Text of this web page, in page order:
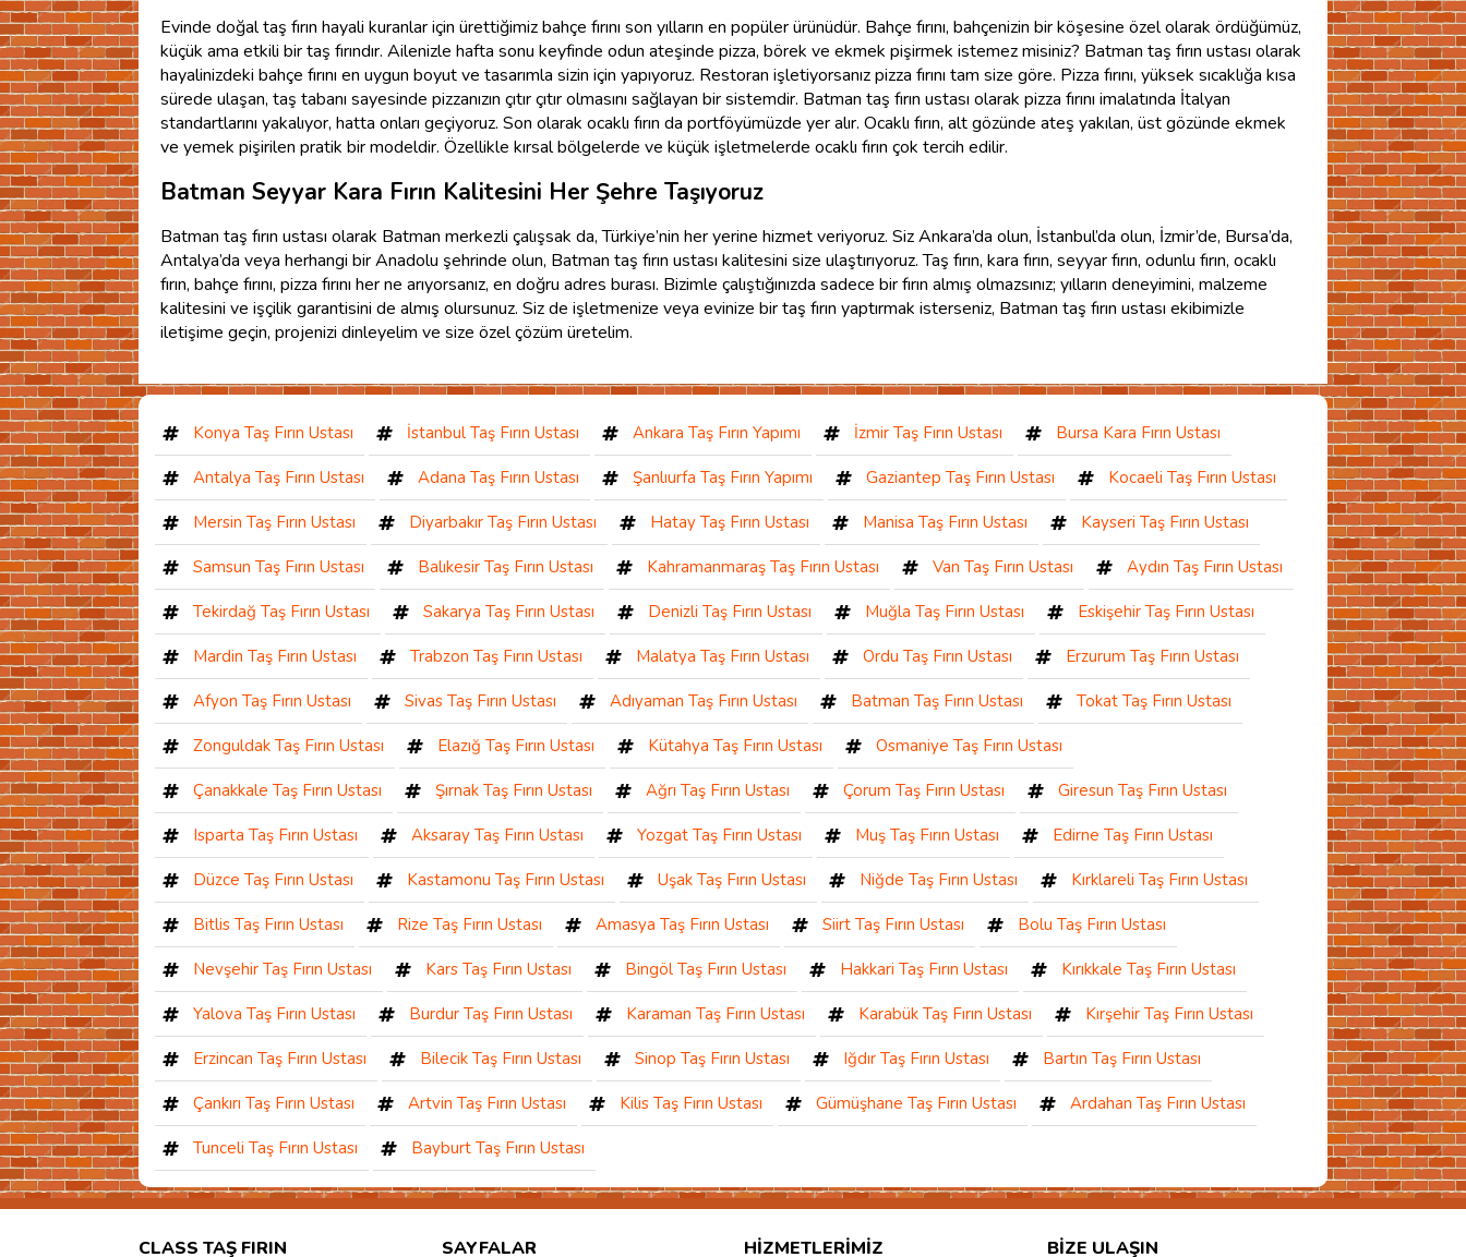
Evinde doğal taş fırın hayali kuranlar için ürettiğimiz bahçe fırını son yılların en popüler ürünüdür. Bahçe fırını, bahçenizin bir köşesine özel olarak ördüğümüz,
küçük ama etkili bir taş fırındır. Ailenizle hafta sonu keyfinde odun ateşinde pizza, börek ve ekmek pişirmek istemez misiniz? Batman taş fırın ustası olarak
hayalinizdeki bahçe fırını en uygun boyut ve tasarımla sizin için yapıyoruz. Restoran işletiyorsanız pizza fırını tam size göre. Pizza fırını, yüksek sıcaklığa kısa
sürede ulaşan, taş tabanı sayesinde pizzanızın çıtır çıtır olmasını sağlayan bir sistemdir. Batman taş fırın ustası olarak pizza fırını imalatında İtalyan
standartlarını yakalıyor, hatta onları geçiyoruz. Son olarak ocaklı fırın da portföyümüzde yer alır. Ocaklı fırın, alt gözünde ateş yakılan, üst gözünde ekmek
ve yemek pişirilen pratik bir modeldir. Özellikle kırsal bölgelerde ve küçük işletmelerde ocaklı fırın çok tercih edilir.
Batman Seyyar Kara Fırın Kalitesini Her Şehre Taşıyoruz
Batman taş fırın ustası olarak Batman merkezli çalışsak da, Türkiye’nin her yerine hizmet veriyoruz. Siz Ankara’da olun, İstanbul’da olun, İzmir’de, Bursa’da,
Antalya’da veya herhangi bir Anadolu şehrinde olun, Batman taş fırın ustası kalitesini size ulaştırıyoruz. Taş fırın, kara fırın, seyyar fırın, odunlu fırın, ocaklı
fırın, bahçe fırını, pizza fırını her ne arıyorsanız, en doğru adres burası. Bizimle çalıştığınızda sadece bir fırın almış olmazsınız; yılların deneyimini, malzeme
kalitesini ve işçilik garantisini de almış olursunuz. Siz de işletmenize veya evinize bir taş fırın yaptırmak isterseniz, Batman taş fırın ustası ekibimizle
iletişime geçin, projenizi dinleyelim ve size özel çözüm üretelim.
Konya Taş Fırın Ustası İstanbul Taş Fırın Ustası Ankara Taş Fırın Yapımı İzmir Taş Fırın Ustası Bursa Kara Fırın Ustası
Antalya Taş Fırın Ustası Adana Taş Fırın Ustası Şanlıurfa Taş Fırın Yapımı Gaziantep Taş Fırın Ustası Kocaeli Taş Fırın Ustası
Mersin Taş Fırın Ustası Diyarbakır Taş Fırın Ustası Hatay Taş Fırın Ustası Manisa Taş Fırın Ustası Kayseri Taş Fırın Ustası
Samsun Taş Fırın Ustası Balıkesir Taş Fırın Ustası Kahramanmaraş Taş Fırın Ustası Van Taş Fırın Ustası Aydın Taş Fırın Ustası
Tekirdağ Taş Fırın Ustası Sakarya Taş Fırın Ustası Denizli Taş Fırın Ustası Muğla Taş Fırın Ustası Eskişehir Taş Fırın Ustası
Mardin Taş Fırın Ustası Trabzon Taş Fırın Ustası Malatya Taş Fırın Ustası Ordu Taş Fırın Ustası Erzurum Taş Fırın Ustası
Afyon Taş Fırın Ustası Sivas Taş Fırın Ustası Adıyaman Taş Fırın Ustası Batman Taş Fırın Ustası Tokat Taş Fırın Ustası
Zonguldak Taş Fırın Ustası Elazığ Taş Fırın Ustası Kütahya Taş Fırın Ustası Osmaniye Taş Fırın Ustası
Çanakkale Taş Fırın Ustası Şırnak Taş Fırın Ustası Ağrı Taş Fırın Ustası Çorum Taş Fırın Ustası Giresun Taş Fırın Ustası
Isparta Taş Fırın Ustası Aksaray Taş Fırın Ustası Yozgat Taş Fırın Ustası Muş Taş Fırın Ustası Edirne Taş Fırın Ustası
Düzce Taş Fırın Ustası Kastamonu Taş Fırın Ustası Uşak Taş Fırın Ustası Niğde Taş Fırın Ustası Kırklareli Taş Fırın Ustası
Bitlis Taş Fırın Ustası Rize Taş Fırın Ustası Amasya Taş Fırın Ustası Siirt Taş Fırın Ustası Bolu Taş Fırın Ustası
Nevşehir Taş Fırın Ustası Kars Taş Fırın Ustası Bingöl Taş Fırın Ustası Hakkari Taş Fırın Ustası Kırıkkale Taş Fırın Ustası
Yalova Taş Fırın Ustası Burdur Taş Fırın Ustası Karaman Taş Fırın Ustası Karabük Taş Fırın Ustası Kırşehir Taş Fırın Ustası
Erzincan Taş Fırın Ustası Bilecik Taş Fırın Ustası Sinop Taş Fırın Ustası Iğdır Taş Fırın Ustası Bartın Taş Fırın Ustası
Çankırı Taş Fırın Ustası Artvin Taş Fırın Ustası Kilis Taş Fırın Ustası Gümüşhane Taş Fırın Ustası Ardahan Taş Fırın Ustası
Tunceli Taş Fırın Ustası Bayburt Taş Fırın Ustası
CLASS TAŞ FIRIN SAYFALAR HIZMETLERIMIZ BIZE ULAŞIN